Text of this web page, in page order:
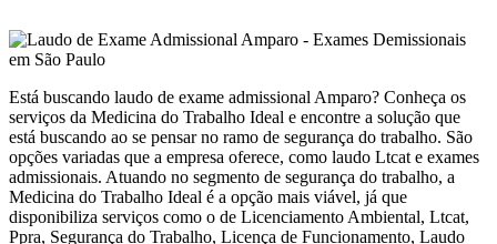
Está buscando laudo de exame admissional Amparo? Conheça os
serviços da Medicina do Trabalho Ideal e encontre a solução que
está buscando ao se pensar no ramo de segurança do trabalho. São
opções variadas que a empresa oferece, como laudo Ltcat e exames
admissionais. Atuando no segmento de segurança do trabalho, a
Medicina do Trabalho Ideal é a opção mais viável, já que
disponibiliza serviços como o de Licenciamento Ambiental, Ltcat,
Ppra, Segurança do Trabalho, Licença de Funcionamento, Laudo